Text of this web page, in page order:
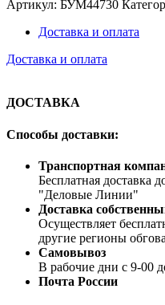
Артикул: БУМ44730
Доставка и оплата
Доставка и оплата
ДОСТАВКА
Способы доставки:
Транспортная
Бесплатная доставка
"Деловые Линии"
Доставка
Осуществляет
другие регионы
Самовывоз
В рабочие дни с 9-00
Почта России